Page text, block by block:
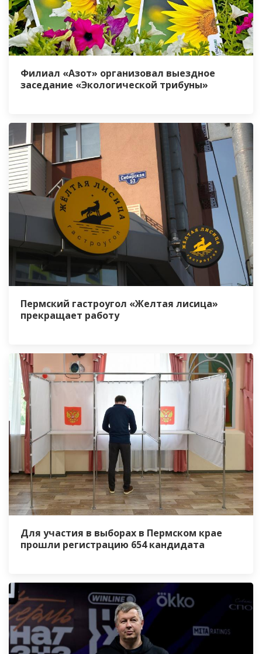
Филиал «Азот» организовал выездное
заседание «Экологической трибуны»
Пермский гастроугол «Желтая лисица»
прекращает работу
Для участия в выборах в Пермском крае
прошли регистрацию 654 кандидата